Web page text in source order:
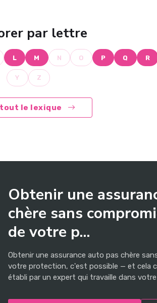
par lettre
L M N O P Q R
Y Z
le lexique
Obtenir une
chère sans
de votre p...
Obtenir une assurance auto pas chère
votre protection, c'est possible — et cela
établi par un expert qui travaille dans votre